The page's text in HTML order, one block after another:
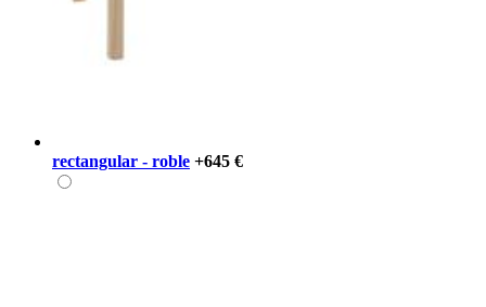
rectangular - roble +645 €